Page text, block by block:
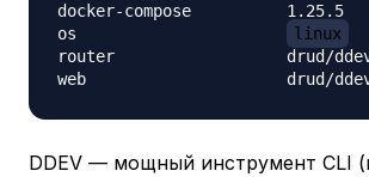
docker-compose    	1.25.5
linux
router            	drud/ddev-router:v1.15.0
DDEV — мощный инструмент CLI